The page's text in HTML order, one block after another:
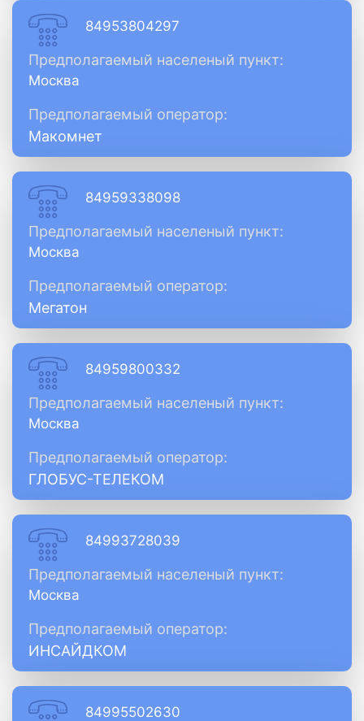
84953804297
Предполагаемый населеный пункт:
Москва
Предполагаемый оператор:
Макомнет
84959338098
Предполагаемый населеный пункт:
Москва
Предполагаемый оператор:
Мегатон
84959800332
Предполагаемый населеный пункт:
Москва
Предполагаемый оператор:
ГЛОБУС-ТЕЛЕКОМ
84993728039
Предполагаемый населеный пункт:
Москва
Предполагаемый оператор:
ИНСАЙДКОМ
84995502630